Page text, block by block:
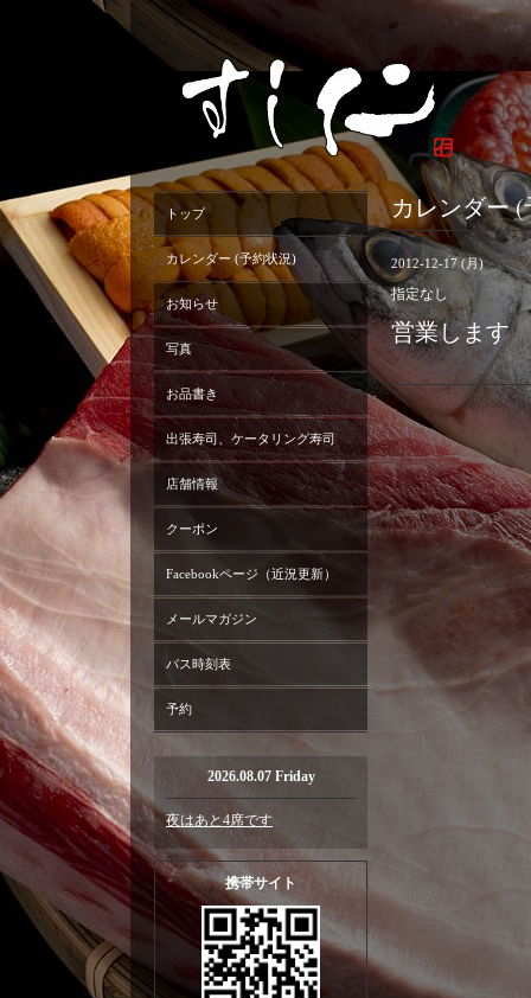
カレンダー
2012-12-17 (月)
指定なし
営業します
トップ
カレンダー (予約状況)
お知らせ
写真
お品書き
出張寿司、ケータリング寿司
店舗情報
クーポン
Facebookページ（近況更新）
メールマガジン
バス時刻表
予約
2026.08.07 Friday
夜はあと4席です
携帯サイト